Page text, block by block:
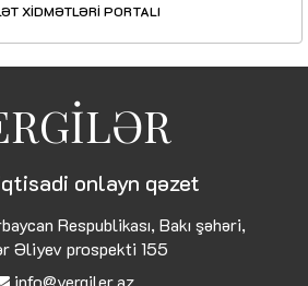
XİDMƏTLƏRİ PORTALI
onlayn qəzet
Respublikası, Bakı şəhəri,
Əliyev prospekti 155
info@vergiler.az